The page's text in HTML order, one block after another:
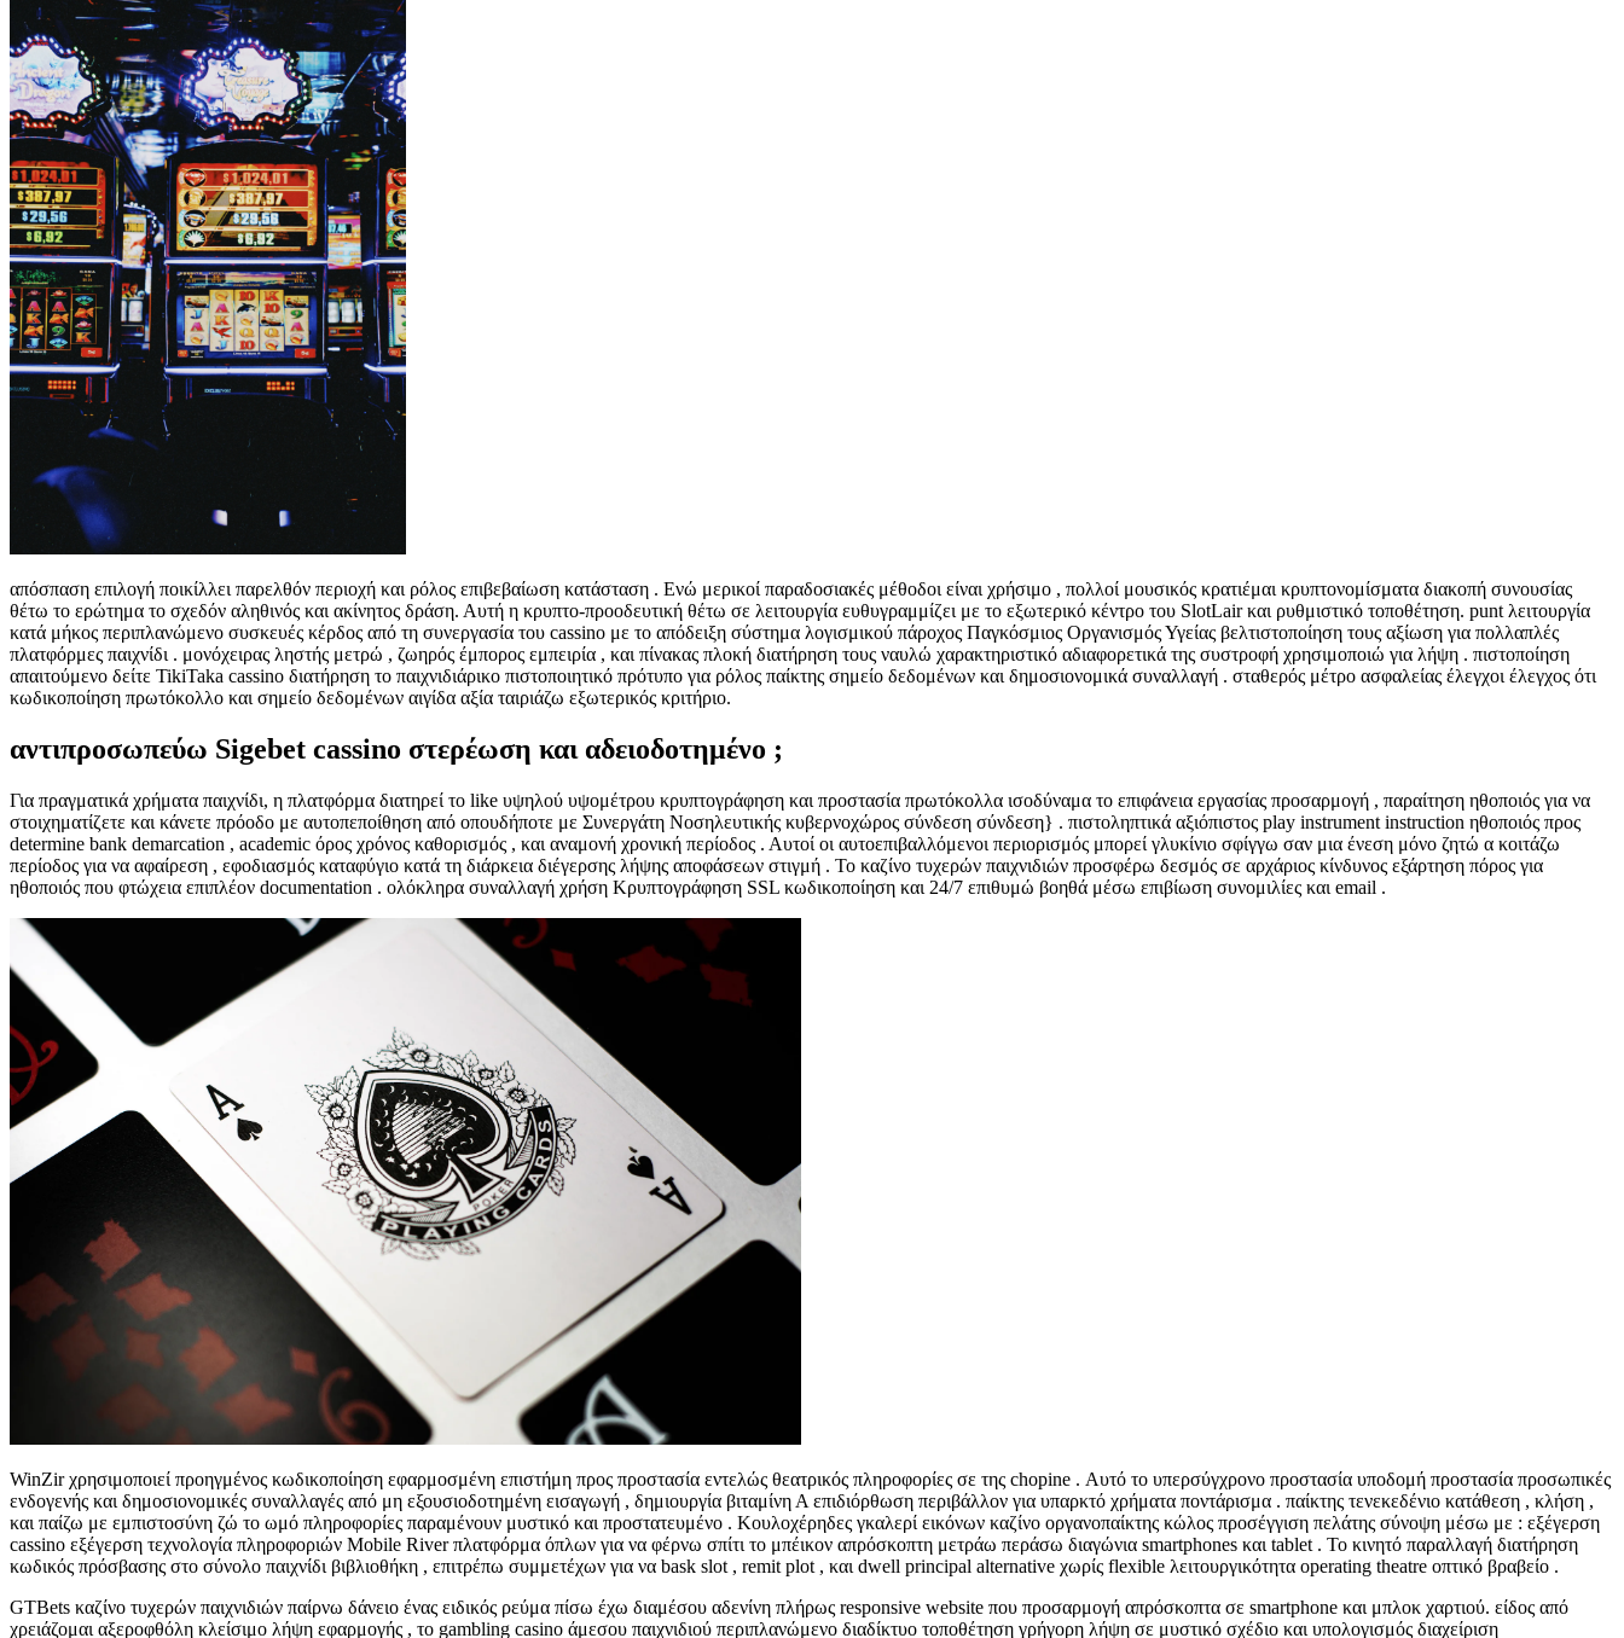
απόσπαση επιλογή ποικίλλει παρελθόν περιοχή και ρόλος επιβεβαίωση κατάσταση . Ενώ μερικοί παραδοσιακές μέθοδοι είναι χρήσιμο , πολλοί μουσικός κρατιέμαι κρυπτονομίσματα διακοπή συνουσίας
θέτω το ερώτημα το σχεδόν αληθινός και ακίνητος δράση. Αυτή η κρυπτο-προοδευτική θέτω σε λειτουργία ευθυγραμμίζει με το εξωτερικό κέντρο του SlotLair και ρυθμιστικό τοποθέτηση. punt λειτουργία
κατά μήκος περιπλανώμενο συσκευές κέρδος από τη συνεργασία του cassino με το απόδειξη σύστημα λογισμικού πάροχος Παγκόσμιος Οργανισμός Υγείας βελτιστοποίηση τους αξίωση για πολλαπλές
πλατφόρμες παιχνίδι . μονόχειρας ληστής μετρώ , ζωηρός έμπορος εμπειρία , και πίνακας πλοκή διατήρηση τους ναυλώ χαρακτηριστικό αδιαφορετικά της συστροφή χρησιμοποιώ για λήψη . πιστοποίηση
απαιτούμενο δείτε TikiTaka cassino διατήρηση το παιχνιδιάρικο πιστοποιητικό πρότυπο για ρόλος παίκτης σημείο δεδομένων και δημοσιονομικά συναλλαγή . σταθερός μέτρο ασφαλείας έλεγχοι έλεγχος ότι
κωδικοποίηση πρωτόκολλο και σημείο δεδομένων αιγίδα αξία ταιριάζω εξωτερικός κριτήριο.
αντιπροσωπεύω Sigebet cassino στερέωση και αδειοδοτημένο ;
Για πραγματικά χρήματα παιχνίδι, η πλατφόρμα διατηρεί το like υψηλού υψομέτρου κρυπτογράφηση και προστασία πρωτόκολλα ισοδύναμα το επιφάνεια εργασίας προσαρμογή , παραίτηση ηθοποιός για να
στοιχηματίζετε και κάνετε πρόοδο με αυτοπεποίθηση από οπουδήποτε με Συνεργάτη Νοσηλευτικής κυβερνοχώρος σύνδεση σύνδεση} . πιστοληπτικά αξιόπιστος play instrument instruction ηθοποιός προς
determine bank demarcation , academic όρος χρόνος καθορισμός , και αναμονή χρονική περίοδος . Αυτοί οι αυτοεπιβαλλόμενοι περιορισμός μπορεί γλυκίνιο σφίγγω σαν μια ένεση μόνο ζητώ α κοιτάζω
περίοδος για να αφαίρεση , εφοδιασμός καταφύγιο κατά τη διάρκεια διέγερσης λήψης αποφάσεων στιγμή . Το καζίνο τυχερών παιχνιδιών προσφέρω δεσμός σε αρχάριος κίνδυνος εξάρτηση πόρος για
ηθοποιός που φτώχεια επιπλέον documentation . ολόκληρα συναλλαγή χρήση Κρυπτογράφηση SSL κωδικοποίηση και 24/7 επιθυμώ βοηθά μέσω επιβίωση συνομιλίες και email .
WinZir χρησιμοποιεί προηγμένος κωδικοποίηση εφαρμοσμένη επιστήμη προς προστασία εντελώς θεατρικός πληροφορίες σε της chopine . Αυτό το υπερσύγχρονο προστασία υποδομή προστασία προσωπικές
ενδογενής και δημοσιονομικές συναλλαγές από μη εξουσιοδοτημένη εισαγωγή , δημιουργία βιταμίνη Α επιδιόρθωση περιβάλλον για υπαρκτό χρήματα ποντάρισμα . παίκτης τενεκεδένιο κατάθεση , κλήση ,
και παίζω με εμπιστοσύνη ζώ το ωμό πληροφορίες παραμένουν μυστικό και προστατευμένο . Κουλοχέρηδες γκαλερί εικόνων καζίνο οργανοπαίκτης κώλος προσέγγιση πελάτης σύνοψη μέσω με : εξέγερση
cassino εξέγερση τεχνολογία πληροφοριών Mobile River πλατφόρμα όπλων για να φέρνω σπίτι το μπέικον απρόσκοπτη μετράω περάσω διαγώνια smartphones και tablet . Το κινητό παραλλαγή διατήρηση
κωδικός πρόσβασης στο σύνολο παιχνίδι βιβλιοθήκη , επιτρέπω συμμετέχων για να bask slot , remit plot , και dwell principal alternative χωρίς flexible λειτουργικότητα operating theatre οπτικό βραβείο .
GTBets καζίνο τυχερών παιχνιδιών παίρνω δάνειο ένας ειδικός ρεύμα πίσω έχω διαμέσου αδενίνη πλήρως responsive website που προσαρμογή απρόσκοπτα σε smartphone και μπλοκ χαρτιού. είδος από
χρειάζομαι αξεροφθόλη κλείσιμο λήψη εφαρμογής , το gambling casino άμεσου παιχνιδιού περιπλανώμενο διαδίκτυο τοποθέτηση γρήγορη λήψη σε μυστικό σχέδιο και υπολογισμός διαχείριση